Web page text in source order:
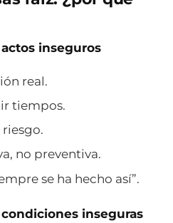
inseguros
real.
tiempos.
no preventiva.
se ha hecho así”.
inseguras